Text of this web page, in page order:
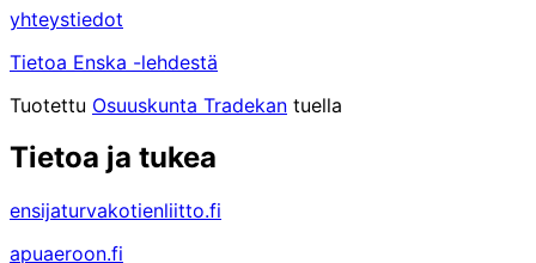
yhteystiedot
Tietoa Enska -lehdestä
Tuotettu Osuuskunta Tradekan tuella
Tietoa ja tukea
ensijaturvakotienliitto.fi
apuaeroon.fi